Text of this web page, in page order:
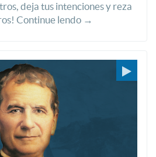
deja tus intenciones y reza
Continue lendo →